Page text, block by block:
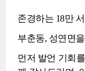
존경하는 18만
부춘동, 성연면
먼저 발언 기회